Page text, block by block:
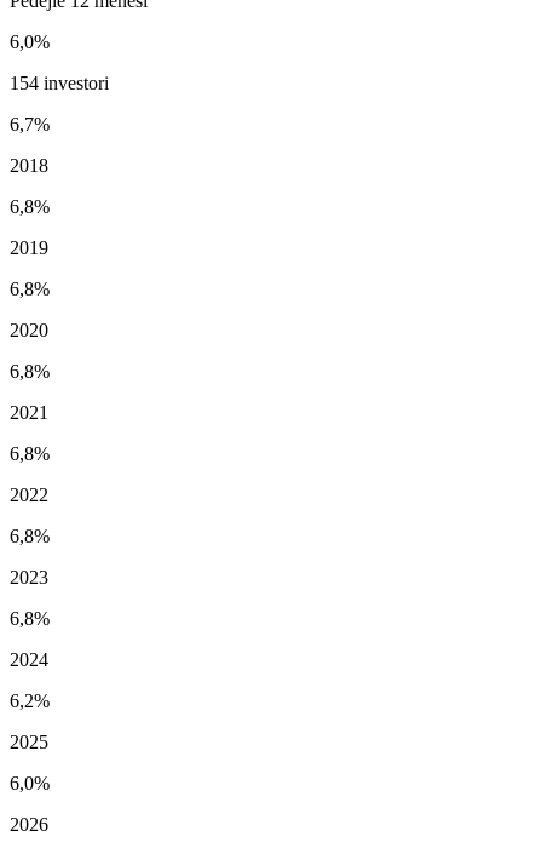
6,0%
154 investori
6,7%
2018
6,8%
2019
6,8%
2020
6,8%
2021
6,8%
2022
6,8%
2023
6,8%
2024
6,2%
2025
6,0%
2026